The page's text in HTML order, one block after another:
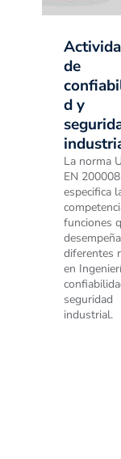
de
d y
La norma
EN
especifica
funciones
diferentes
en
seguridad
industrial.